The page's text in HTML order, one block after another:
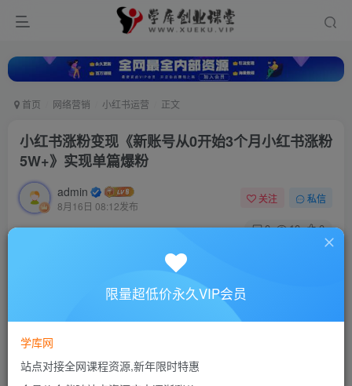
首页 网络营销 小红书运营 正文
小红书涨粉变现《新账号从0开始3个月小红书涨粉
5W+》实现单篇爆粉
admin
8月16日 08:12发布
关注 私信
0 10 0
此内容为付费资源，请付费后查看
10
限量超低价永久VIP会员
学库网
站点对接全网课程资源,新年限时特惠